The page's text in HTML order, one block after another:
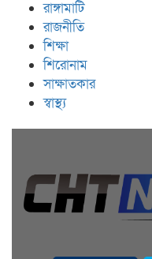
রাঙ্গামাটি
রাজনীতি
শিক্ষা
শিরোনাম
সাক্ষাতকার
স্বাস্থ্য